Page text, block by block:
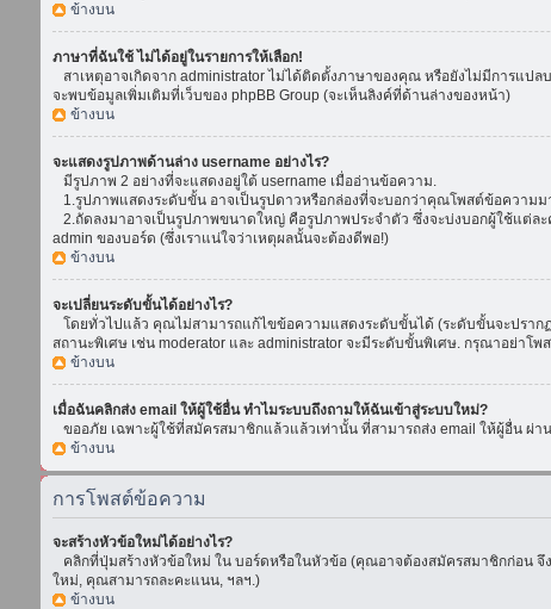
ข้างบน
ภาษาที่ฉันใช้ ไม่ได้อยู่ในรายการให้เลือก!
สาเหตุอาจเกิดจาก administrator ไม่ได้ติดตั้งภาษาของคุณ หรือยังไม่มีการแ
จะพบข้อมูลเพิ่มเติมที่เว็บของ phpBB Group (จะเห็นลิงค์ที่ด้านล่างของหน้า)
ข้างบน
จะแสดงรูปภาพด้านล่าง username อย่างไร?
มีรูปภาพ 2 อย่างที่จะแสดงอยู่ใต้ username เมื่ออ่านข้อความ.
1.รูปภาพแสดงระดับขั้น อาจเป็นรูปดาวหรือกล่องที่จะบอกว่าคุณโพสต์ข้อความม
2.ถัดลงมาอาจเป็นรูปภาพขนาดใหญ่ คือรูปภาพประจำตัว ซึ่งจะบ่งบอกผู้ใช้แต่ล
admin ของบอร์ด (ซึ่งเราแน่ใจว่าเหตุผลนั้นจะต้องดีพอ!)
ข้างบน
จะเปลี่ยนระดับขั้นได้อย่างไร?
โดยทั่วไปแล้ว คุณไม่สามารถแก้ไขข้อความแสดงระดับขั้นได้ (ระดับขั้นจะปรา
สถานะพิเศษ เช่น moderator และ administrator จะมีระดับขั้นพิเศษ. กรุณาอย่า
ข้างบน
เมื่อฉันคลิกส่ง email ให้ผู้ใช้อื่น ทำไมระบบถึงถามให้ฉันเข้าสู่ระบบใหม่?
ขออภัย เฉพาะผู้ใช้ที่สมัครสมาชิกแล้วแล้วเท่านั้น ที่สามารถส่ง email ให้ผู้อื่น ผ่
ข้างบน
การโพสต์ข้อความ
จะสร้างหัวข้อใหม่ได้อย่างไร?
คลิกที่ปุ่มสร้างหัวข้อใหม่ ใน บอร์ดหรือในหัวข้อ (คุณอาจต้องสมัครสมาชิกก่อน
ใหม่, คุณสามารถละคะแนน, ฯลฯ.)
ข้างบน